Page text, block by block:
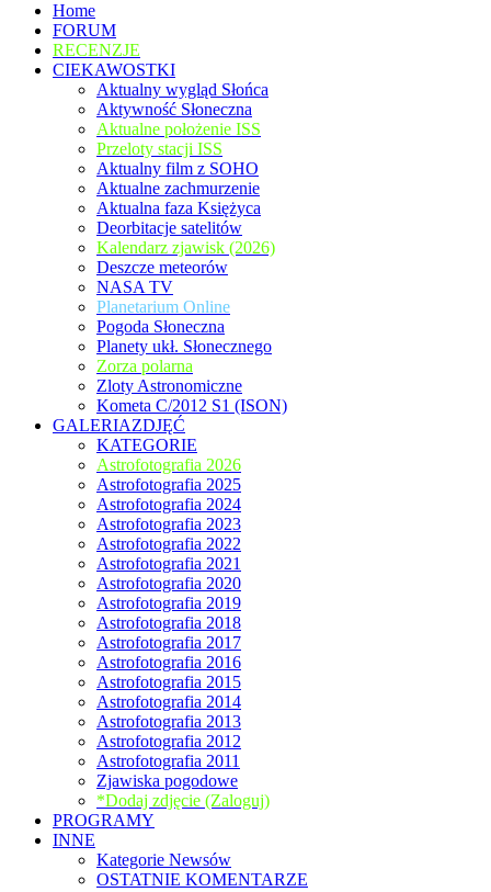
Home
FORUM
RECENZJE
CIEKAWOSTKI
Aktualny wygląd Słońca
Aktywność Słoneczna
Aktualne położenie ISS
Przeloty stacji ISS
Aktualny film z SOHO
Aktualne zachmurzenie
Aktualna faza Księżyca
Deorbitacje satelitów
Kalendarz zjawisk (2026)
Deszcze meteorów
NASA TV
Planetarium Online
Pogoda Słoneczna
Planety ukł. Słonecznego
Zorza polarna
Zloty Astronomiczne
Kometa C/2012 S1 (ISON)
GALERIAZDJĘĆ
KATEGORIE
Astrofotografia 2026
Astrofotografia 2025
Astrofotografia 2024
Astrofotografia 2023
Astrofotografia 2022
Astrofotografia 2021
Astrofotografia 2020
Astrofotografia 2019
Astrofotografia 2018
Astrofotografia 2017
Astrofotografia 2016
Astrofotografia 2015
Astrofotografia 2014
Astrofotografia 2013
Astrofotografia 2012
Astrofotografia 2011
Zjawiska pogodowe
*Dodaj zdjęcie (Zaloguj)
PROGRAMY
INNE
Kategorie Newsów
OSTATNIE KOMENTARZE